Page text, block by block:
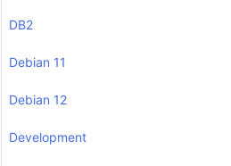
DB2
Debian 11
Debian 12
Development